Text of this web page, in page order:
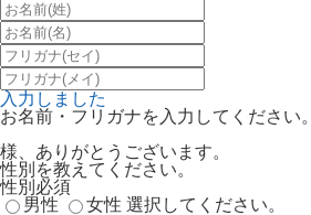
入力しました
お名前・フリガナを入力してください。
様、ありがとうございます。
性別を教えてください。
性別 必須
男性
女性 選択してください。